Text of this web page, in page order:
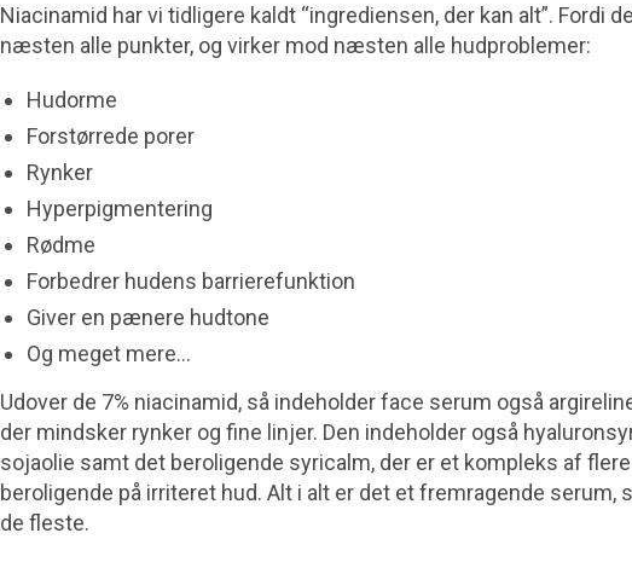
Niacinamid har vi tidligere kaldt “ingrediensen, der kan alt”. Fordi
næsten alle punkter, og virker mod næsten alle hudproblemer:
Hudorme
Forstørrede porer
Rynker
Hyperpigmentering
Rødme
Forbedrer hudens barrierefunktion
Giver en pænere hudtone
Og meget mere…
Udover de 7% niacinamid, så indeholder face serum også
der mindsker rynker og fine linjer. Den indeholder også
sojaolie samt det beroligende syricalm, der er et kompleks af
beroligende på irriteret hud. Alt i alt er det et fremragende serum,
de fleste.